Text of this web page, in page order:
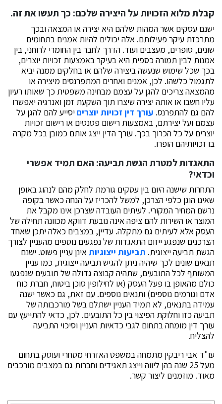
קבלת מלוא הזכויות על היצירה שלכם: כך תעשו את זה.
ישנם עסקים אשר המהות שלהם היא יצירה או המצאה ובכך
מתרכזת עיקר פעילותם. אלה יכולים להיות אמנים בתחומים
שונים, סופרים, מעצבים ועוד. הדרך לחבר בין החומרי לרוחני, בין
אמנות לבין תמורה כספית היא בעיקר באמצעות זכויות יוצרים,
בכך שכל שימוש שנעשה ביצירה שלהם או בחלקים ממנה יביא
לתגמול כלשהו. לכן, אמנים ואחרים המתפרנסים מיצירה או
מהמצאה צריכים להגן על עצמם מבחינה משפטית כך שאותו רעיון
עליו חשבו או אותה יצירה שיצרו תוך השקעת זמן ואנרגיה יאפשרו
להם גם להתפרנס. עורך דין זכויות יוצריםיסייע להם להגן על
עצמם ועל יצירתם, באמצעות רישום פטנטים או רישום זכויות
יוצרים על כל הכרוך בכך. עורך הדין ייצג אותם כמובן בכל מקרה
בו זכויותיהם הופרו.
התאגדות למטרת הגשת תביעה: האם תמיד אפשרי
וכדאי?
התחרות שישנה היום בין עסקים גורמת לחלק מהם לנהוג באופן
שאינו הוגן כלפי הצרכן, למשל להכריז על הנחה כאשר בקופה
נרשם המחיר המקורי. לעיתים העובדה שצרכן אינו מקבל את
המוצר או השירות להם ציפה אינה נובעת דווקא מכוונה תחילה של
העסק אלא לעיתים גם מתקלה. עדיין, במצבים כאלה יתכן שאחד
הצרכנים שנפגע ייזום התאגדות של נפגעים נוספים מהעניין לצורך
הגשת תביעה ייצוגית. תביעות ייצוגיותאינן עניין פשוט. ישנם
תנאים שונים לכך שיהיה ניתן להגיש תביעה ייצוגית, כמו עניין
המשותף לכל התובעים, שתהיה קבוצה גדולה של תובעים שנפגעו
כולם מהאופן בו פעל העסק (או לחילופין סוכן ביטוח, חברת כוח
אדם וגורמים נוספים) ותנאים נוספים. עם זאת, גם כאשר ישנה
עמידה בתנאים, לא תמיד העניין ישתלם בשל מורכבותה של
תביעה כזו וחלוקת הפיצוי בין כל התובעים. לכן, כדאי להתייעץ עם
עורך דין מומחה בתחום לגבי כדאיות העניין וסיכוי התביעה
להצליח.
עו"ד אבי ריבקין מתמחה במשפט האזרחי מסחרי ועוסק בתחום
מעל 25 שנה בהן ליווה וייצג תאגידים וחברות גם במצבים מורכבים
מאוד. מוזמנים ליצור קשר.